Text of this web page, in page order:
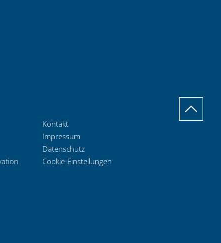
Kontakt
Impressum
Datenschutz
Cookie-Einstellungen